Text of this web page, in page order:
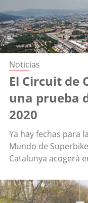
Noticias
El Circuit de
una prueba
2020
Ya hay fechas para
Mundo de
Catalunya acogerá